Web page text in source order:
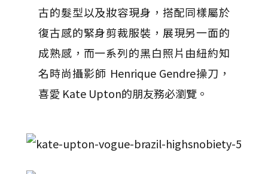
古的髮型以及妝容現身，搭配同樣屬於
復古感的緊身剪裁服裝，展現另一面的
成熟感，而一系列的黑白照片由紐約知
名時尚攝影師 Henrique Gendre操刀，
喜愛 Kate Upton的朋友務必瀏覽。